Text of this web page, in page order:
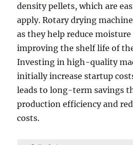
density pellets, which are
apply. Rotary drying
as they help reduce
improving the shelf life of
Investing in high-quality
initially increase startup
leads to long-term savings
production efficiency and
costs.